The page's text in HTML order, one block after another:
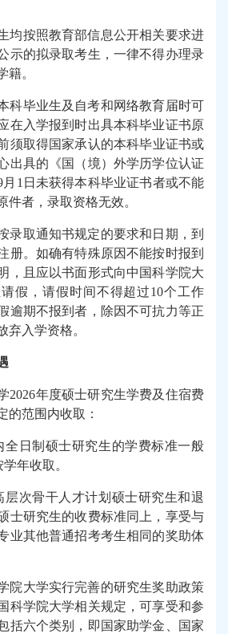
均按照教育部信息公开相关要求进
示的拟录取考生，一律不得办理录
籍。
科毕业生及自考和网络教育届时可
在入学报到时出具本科毕业证书原
须取得国家承认的本科毕业证书或
出具的《国（境）外学历学位认证
月 1 日未获得本科毕业证书者或不能
件者，录取资格无效。
录取通知书规定的要求和日期，到
册。如确有特殊原因不能按时报到
，且应以书面形式向中国科学院大
假，请假时间不得超过10个工作
逾期不报到者，除因不可抗力等正
弃入学资格。
2026年度硕士研究生学费及住宿费
的范围内收取：
全日制硕士研究生的学费标准一般
年收取。
层次骨干人才计划硕士研究生和退
士研究生的收费标准同上，享受与
业其他普通招考考生相同的奖助体
院大学实行完善的研究生奖助政策
科学院大学相关规定，可享受和参
括六个类别，即国家助学金、国家